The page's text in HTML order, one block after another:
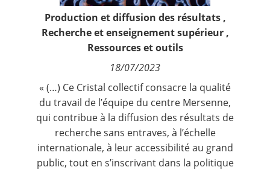
Production et diffusion des résultats,
Recherche et enseignement supérieur,
Ressources et outils
18/07/2023
« (…) Ce Cristal collectif consacre la qualité
du travail de l’équipe du centre Mersenne,
qui contribue à la diffusion des résultats de
recherche sans entraves, à l’échelle
internationale, à leur accessibilité au grand
public, tout en s’inscrivant dans la politique